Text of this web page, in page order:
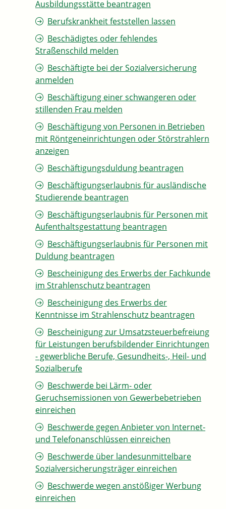
Ausbildungsstätte beantragen
Berufskrankheit feststellen lassen
Beschädigtes oder fehlendes
Straßenschild melden
Beschäftigte bei der Sozialversicherung
anmelden
Beschäftigung einer schwangeren oder
stillenden Frau melden
Beschäftigung von Personen in Betrieben
mit Röntgeneinrichtungen oder Störstrahlern
anzeigen
Beschäftigungsduldung beantragen
Beschäftigungserlaubnis für ausländische
Studierende beantragen
Beschäftigungserlaubnis für Personen mit
Aufenthaltsgestattung beantragen
Beschäftigungserlaubnis für Personen mit
Duldung beantragen
Bescheinigung des Erwerbs der Fachkunde
im Strahlenschutz beantragen
Bescheinigung des Erwerbs der
Kenntnisse im Strahlenschutz beantragen
Bescheinigung zur Umsatzsteuerbefreiung
für Leistungen berufsbildender Einrichtungen
- gewerbliche Berufe, Gesundheits-, Heil- und
Sozialberufe
Beschwerde bei Lärm- oder
Geruchsemissionen von Gewerbebetrieben
einreichen
Beschwerde gegen Anbieter von Internet-
und Telefonanschlüssen einreichen
Beschwerde über landesunmittelbare
Sozialversicherungsträger einreichen
Beschwerde wegen anstößiger Werbung
einreichen